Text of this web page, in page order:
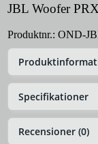
JBL Woofer
Produktnr.: OND-
Specifikationer
Recensioner (0)